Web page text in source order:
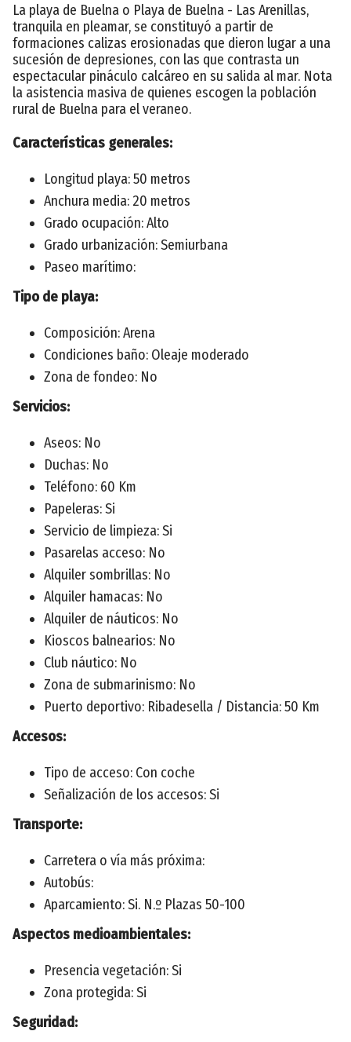
La playa de Buelna o Playa de Buelna - Las Arenillas,
tranquila en pleamar, se constituyó a partir de
formaciones calizas erosionadas que dieron lugar a una
sucesión de depresiones, con las que contrasta un
espectacular pináculo calcáreo en su salida al mar. Nota
la asistencia masiva de quienes escogen la población
rural de Buelna para el veraneo.
Características generales:
Longitud playa: 50 metros
Anchura media: 20 metros
Grado ocupación: Alto
Grado urbanización: Semiurbana
Paseo marítimo:
Tipo de playa:
Composición: Arena
Condiciones baño: Oleaje moderado
Zona de fondeo: No
Servicios:
Aseos: No
Duchas: No
Teléfono: 60 Km
Papeleras: Si
Servicio de limpieza: Si
Pasarelas acceso: No
Alquiler sombrillas: No
Alquiler hamacas: No
Alquiler de náuticos: No
Kioscos balnearios: No
Club náutico: No
Zona de submarinismo: No
Puerto deportivo: Ribadesella / Distancia: 50 Km
Accesos:
Tipo de acceso: Con coche
Señalización de los accesos: Si
Transporte:
Carretera o vía más próxima:
Autobús:
Aparcamiento: Si. N.º Plazas 50-100
Aspectos medioambientales:
Presencia vegetación: Si
Zona protegida: Si
Seguridad: